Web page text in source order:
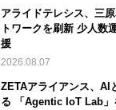
アライドテレシス、三
トワークを刷新 少人数
援
2026.08.07
ZETAアライアンス、AI
る 「Agentic IoT Lab」